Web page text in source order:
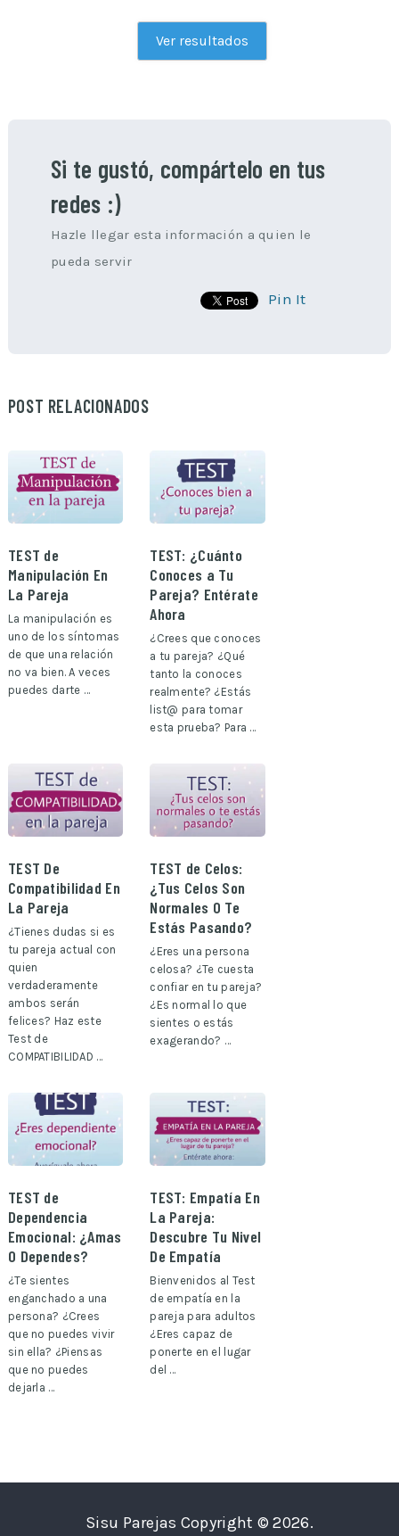
Si te gustó, compártelo en tus
redes :)
Hazle llegar esta información a quien le
pueda servir
Pin It
POST RELACIONADOS
TEST de
Manipulación En
La Pareja
La manipulación es
uno de los síntomas
de que una relación
no va bien. A veces
puedes darte …
TEST: ¿Cuánto
Conoces a Tu
Pareja? Entérate
Ahora
¿Crees que conoces
a tu pareja? ¿Qué
tanto la conoces
realmente? ¿Estás
list@ para tomar
esta prueba? Para …
TEST De
Compatibilidad En
La Pareja
¿Tienes dudas si es
tu pareja actual con
quien
verdaderamente
ambos serán
felices? Haz este
Test de
COMPATIBILIDAD …
TEST de Celos:
¿Tus Celos Son
Normales O Te
Estás Pasando?
¿Eres una persona
celosa? ¿Te cuesta
confiar en tu pareja?
¿Es normal lo que
sientes o estás
exagerando? …
TEST de
Dependencia
Emocional: ¿Amas
O Dependes?
¿Te sientes
enganchado a una
persona? ¿Crees
que no puedes vivir
sin ella? ¿Piensas
que no puedes
dejarla …
TEST: Empatía En
La Pareja:
Descubre Tu Nivel
De Empatía
Bienvenidos al Test
de empatía en la
pareja para adultos
¿Eres capaz de
ponerte en el lugar
del …
Sisu Parejas Copyright © 2026.